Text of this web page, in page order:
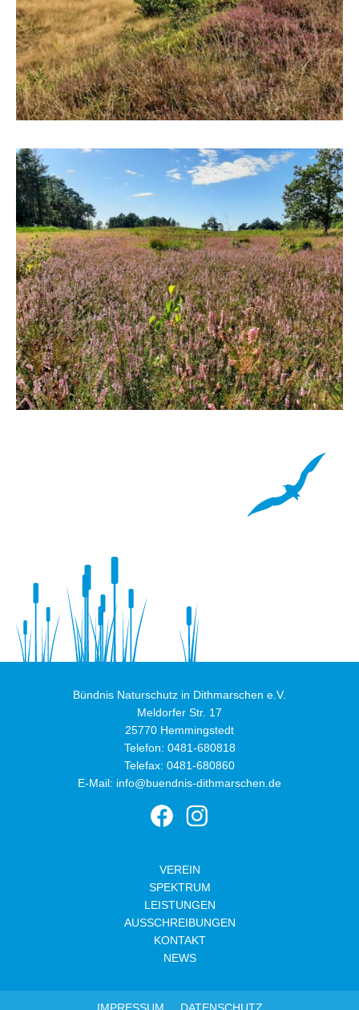
Bündnis Naturschutz in Dithmarschen e.V.
Meldorfer Str. 17
25770 Hemmingstedt
Telefon: 0481-680818
Telefax: 0481-680860
E-Mail: info@buendnis-dithmarschen.de
VEREIN
SPEKTRUM
LEISTUNGEN
AUSSCHREIBUNGEN
KONTAKT
NEWS